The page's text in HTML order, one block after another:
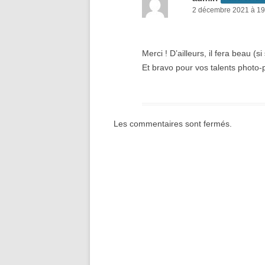
2 décembre 2021 à
Merci ! D’ailleurs, il fera beau (si
Et bravo pour vos talents photo-
Les commentaires sont fermés.